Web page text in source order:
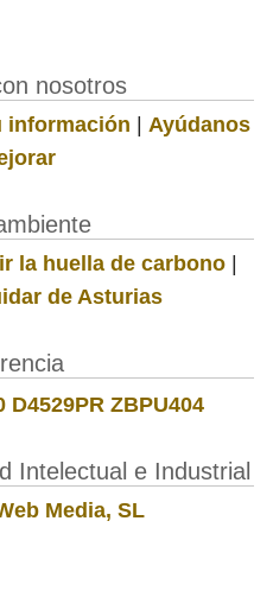
nosotros
información | Ayúdanos
la huella de carbono|
de Asturias
D4529PR ZBPU404
Intelectual e Industrial
Media, SL